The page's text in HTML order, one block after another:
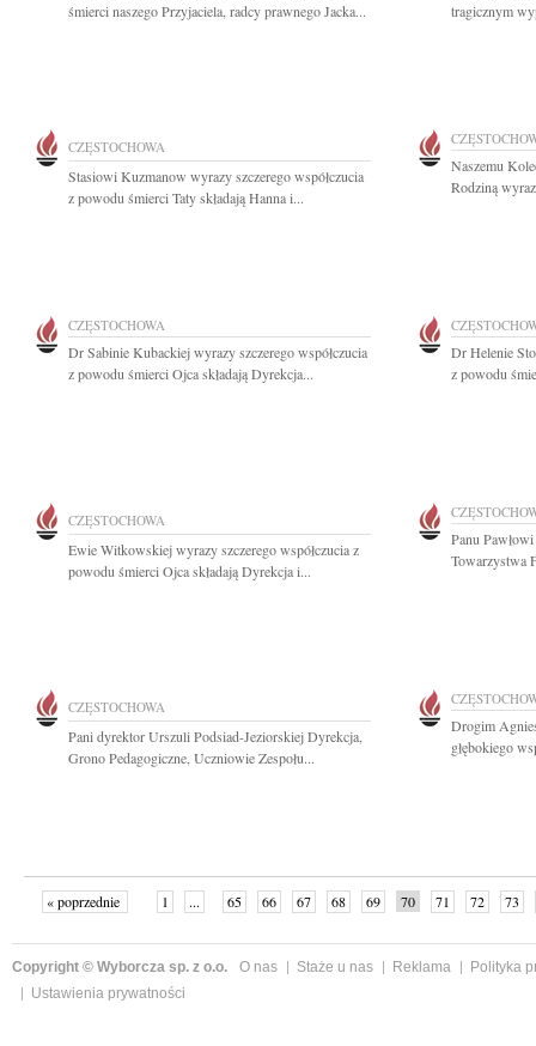
śmierci naszego Przyjaciela, radcy prawnego Jacka...
tragicznym
CZĘSTOCHOWA
Stasiowi Kuzmanow wyrazy szczerego współczucia
z powodu śmierci Taty składają Hanna i...
Naszemu
Rodziną
CZĘSTOCHOWA
Dr Sabinie Kubackiej wyrazy szczerego współczucia
z powodu śmierci Ojca składają Dyrekcja...
Dr Helenie
z powodu
CZĘSTOCHOWA
Ewie Witkowskiej wyrazy szczerego współczucia z
powodu śmierci Ojca składają Dyrekcja i...
Panu
Towarzystwa
CZĘSTOCHOWA
Pani dyrektor Urszuli Podsiad-Jeziorskiej Dyrekcja,
Grono Pedagogiczne, Uczniowie Zespołu...
Drogim
głębokiego
« poprzednie 1 ... 65 66 67 68 69 70 71 72
73
Copyright © Wyborcza sp. z o.o. O nas Staże u nas Reklama
Polityka
Ustawienia prywatności